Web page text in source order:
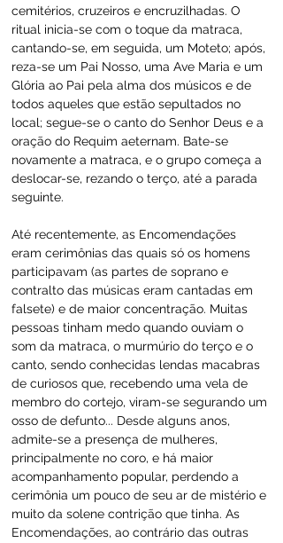
cemitérios, cruzeiros e encruzilhadas. O
ritual inicia-se com o toque da matraca,
cantando-se, em seguida, um Moteto; após,
reza-se um Pai Nosso, uma Ave Maria e um
Glória ao Pai pela alma dos músicos e de
todos aqueles que estão sepultados no
local; segue-se o canto do Senhor Deus e a
oração do Requim aeternam. Bate-se
novamente a matraca, e o grupo começa a
deslocar-se, rezando o terço, até a parada
seguinte.
Até recentemente, as Encomendações
eram cerimônias das quais só os homens
participavam (as partes de soprano e
contralto das músicas eram cantadas em
falsete) e de maior concentração. Muitas
pessoas tinham medo quando ouviam o
som da matraca, o murmúrio do terço e o
canto, sendo conhecidas lendas macabras
de curiosos que, recebendo uma vela de
membro do cortejo, viram-se segurando um
osso de defunto... Desde alguns anos,
admite-se a presença de mulheres,
principalmente no coro, e há maior
acompanhamento popular, perdendo a
cerimônia um pouco de seu ar de mistério e
muito da solene contrição que tinha. As
Encomendações, ao contrário das outras